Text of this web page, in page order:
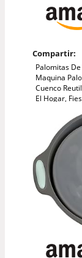
Compartir:
Palomitas
Maquina
Cuenco
El Hogar,